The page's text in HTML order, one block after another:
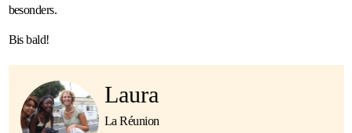
besonders.
Bis bald!
Laura
La Réunion